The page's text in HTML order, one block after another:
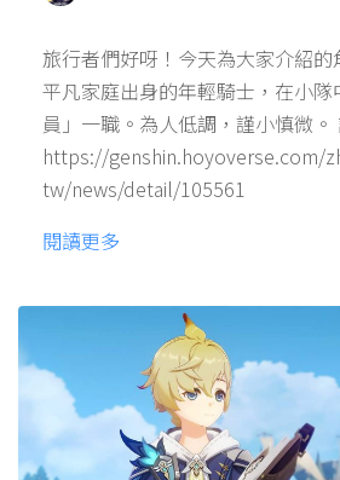
旅行者們好呀！今天為大家介紹
平凡家庭出身的年輕騎士，在小
員」一職。為人低調，謹小慎微
https://genshin.hoyoverse.com/
tw/news/detail/105561
閱讀更多